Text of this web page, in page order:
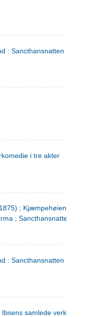
: Sancthansnatten ; Fru Inger
i tre akter
; Kjæmpehøien (1850) ;
; Sancthansnatten
: Sancthansnatten ; Fru Inger
samlede verker. 2